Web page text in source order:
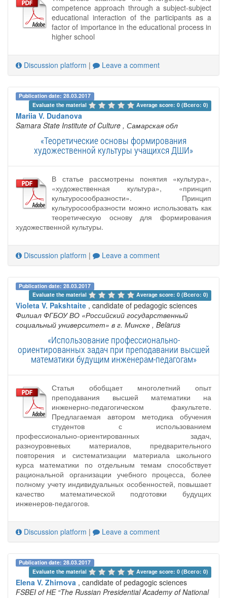
competence approach through a subject-subject
educational interaction of the participants as a
factor of importance in the educational process in
higher school
Discussion platform | Leave a comment
Publication date: 28.03.2017
Evaluate the material
Average score: 0 (Всего: 0)
Mariia V. Dudanova
Samara State Institute of Culture , Самарская обл
«Теоретические основы формирования
художественной культуры учащихся ДШИ»
В статье рассмотрены понятия «культура»,
«художественная культура», «принцип
культуросообразности». Принцип
культуросообразности можно использовать как
теоретическую основу для формирования
художественной культуры.
Discussion platform | Leave a comment
Publication date: 28.03.2017
Evaluate the material
Average score: 0 (Всего: 0)
Violeta V. Pakshtaite , candidate of pedagogic sciences
Филиал ФГБОУ ВО «Российский государственный
социальный университет» в г. Минске , Belarus
«Использование профессионально-
ориентированных задач при преподавании высшей
математики будущим инженерам-педагогам»
Статья обобщает многолетний опыт
преподавания высшей математики на
инженерно-педагогическом факультете.
Предлагаемая автором методика обучения
студентов с использованием
профессионально-ориентированных задач,
разноуровневых материалов, предварительного
повторения и систематизации материала школьного
курса математики по отдельным темам способствует
рациональной организации учебного процесса, более
полному учету индивидуальных особенностей, повышает
качество математической подготовки будущих
инженеров-педагогов.
Discussion platform | Leave a comment
Publication date: 28.03.2017
Evaluate the material
Average score: 0 (Всего: 0)
Elena V. Zhirnova , candidate of pedagogic sciences
FSBEI of HE “The Russian Presidential Academy of National